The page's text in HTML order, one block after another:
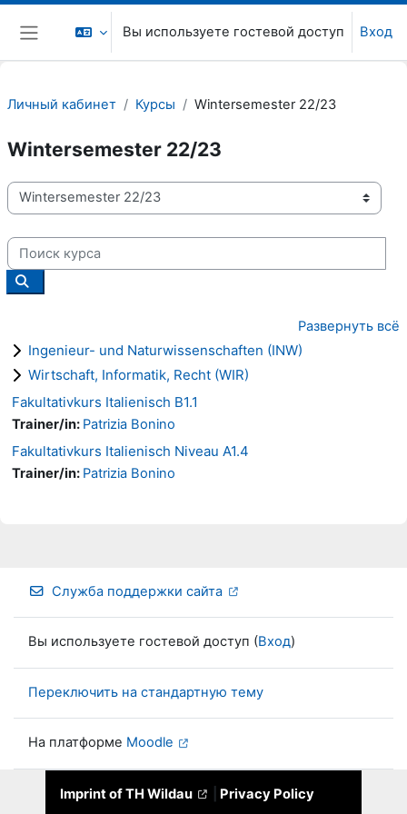
Перейти к основному содержанию
Боковая панель
Вы используете гостевой доступ Вход
Личный кабинет Курсы Wintersemester 22/23
Wintersemester 22/23
Категории курсов
Поиск курса
Поиск курса
Развернуть всё
Ingenieur- und Naturwissenschaften (INW)
Wirtschaft, Informatik, Recht (WIR)
Fakultativkurs Italienisch B1.1
Trainer/in: Patrizia Bonino
Fakultativkurs Italienisch Niveau A1.4
Trainer/in: Patrizia Bonino
Служба поддержки сайта
Вы используете гостевой доступ (Вход)
Переключить на стандартную тему
На платформе Moodle
Imprint of TH Wildau Privacy Policy